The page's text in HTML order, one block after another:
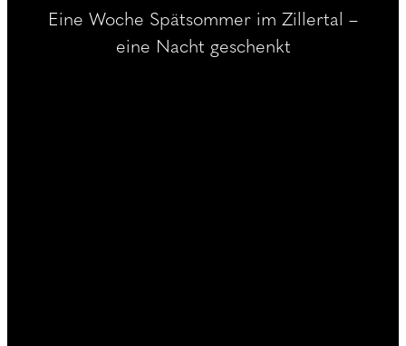
----
Eine Woche Spätsommer im Zillertal –
eine Nacht geschenkt